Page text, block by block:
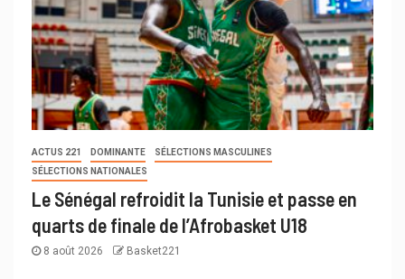
ACTUS 221 DOMINANTE
SÉLECTIONS MASCULINES
SÉLECTIONS NATIONALES
Le Sénégal refroidit la Tunisie et passe en
quarts de finale de l’Afrobasket U18
8 août 2026 Basket221